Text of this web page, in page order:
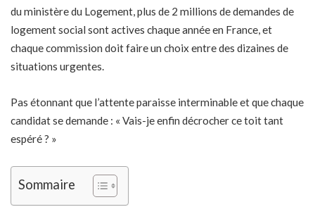
du ministère du Logement, plus de 2 millions de demandes de
logement social sont actives chaque année en France, et
chaque commission doit faire un choix entre des dizaines de
situations urgentes.
Pas étonnant que l’attente paraisse interminable et que chaque
candidat se demande : « Vais-je enfin décrocher ce toit tant
espéré ? »
Sommaire